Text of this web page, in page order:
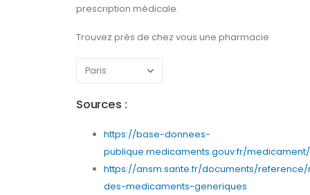
prescription médicale.
Trouvez près de chez vous une pharmacie
Sources :
https://base-donnees-
publique.medicaments.gouv.fr/medicament/
https://ansm.sante.fr/documents/
des-medicaments-generiques